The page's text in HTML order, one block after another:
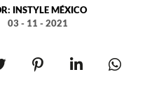
INSTYLE MÉXICO
03 - 11 - 2021